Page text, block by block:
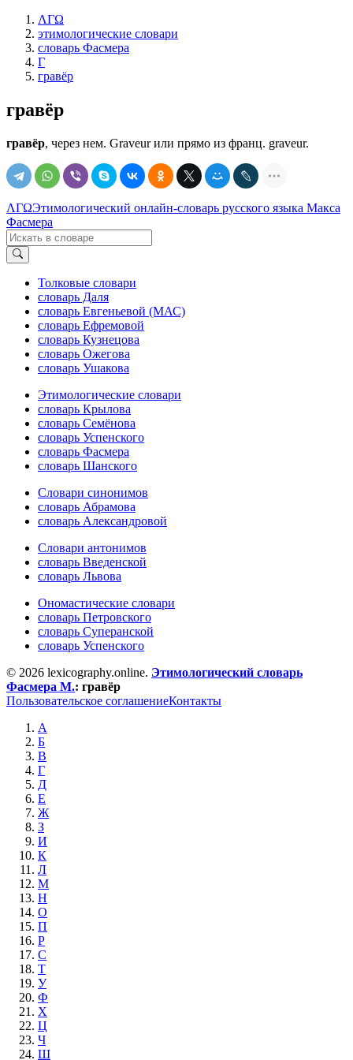
ΛΓΩ
этимологические словари
словарь Фасмера
Г
гравёр
гравёр
гравёр, через нем. Graveur или прямо из франц. graveur.
ΛΓΩЭтимологический онлайн-словарь русского языка Макса
Фасмера
Толковые словари
словарь Даля
словарь Евгеньевой (МАС)
словарь Ефремовой
словарь Кузнецова
словарь Ожегова
словарь Ушакова
Этимологические словари
словарь Крылова
словарь Семёнова
словарь Успенского
словарь Фасмера
словарь Шанского
Словари синонимов
словарь Абрамова
словарь Александровой
Словари антонимов
словарь Введенской
словарь Львова
Ономастические словари
словарь Петровского
словарь Суперанской
словарь Успенского
© 2026 lexicography.online. Этимологический словарь
Фасмера М.: гравёр
Пользовательское соглашениеКонтакты
А
Б
В
Г
Д
Е
Ж
З
И
К
Л
М
Н
О
П
Р
С
Т
У
Ф
Х
Ц
Ч
Ш